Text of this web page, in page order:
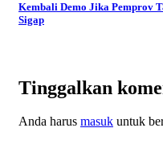
Kembali Demo Jika Pemprov
Sigap
Tinggalkan
Anda harus masuk untuk